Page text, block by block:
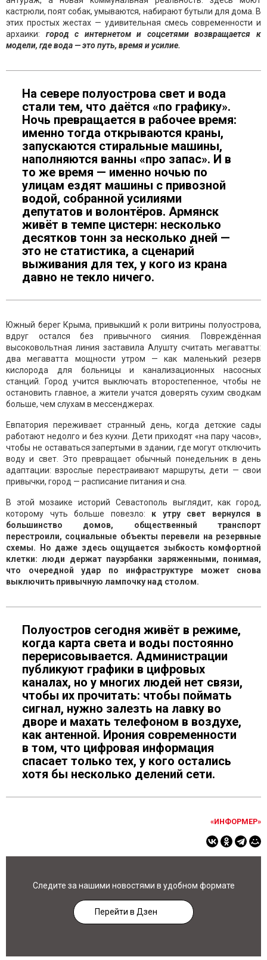
кастрюли, поят собак, умываются, набирают бутыли для дома. В
этих простых жестах — удивительная смесь современности и
архаики: город с интернетом и соцсетями возвращается к
модели, где вода — это путь, время и усилие.
На севере полуострова свет и вода
стали тем, что даётся «по графику».
Ночь превращается в рабочее время:
именно тогда открываются краны,
запускаются стиральные машины,
наполняются ванны «про запас». И в
то же время — именно ночью по
улицам ездят машины с привозной
водой, собранной усилиями
депутатов и волонтёров. Армянск
живёт в темпе цистерн: несколько
десятков тонн за несколько дней —
это не статистика, а сценарий
выживания для тех, у кого из крана
давно не текло ничего.
Южный берег Крыма, привыкший к роли витрины полуострова,
вдруг остался без привычного сияния. Повреждённая
высоковольтная линия заставила Алушту считать мегаватты:
два мегаватта мощности утром — как маленький резерв
кислорода для больницы и канализационных насосных
станций. Город учится выключать второстепенное, чтобы не
остановить главное, а жители учатся доверять сухим сводкам
больше, чем слухам в мессенджерах.
Евпатория переживает странный день, когда детские сады
работают недолго и без кухни. Дети приходят «на пару часов»,
чтобы не оставаться запертыми в здании, где могут отключить
воду и свет. Это превращает обычный понедельник в день
адаптации: взрослые перестраивают маршруты, дети — свои
привычки, город — расписание питания и сна.
В этой мозаике историй Севастополь выглядит, как город,
которому чуть больше повезло: к утру свет вернулся в
большинство домов, общественный транспорт
перестроили, социальные объекты перевели на резервные
схемы. Но даже здесь ощущается зыбкость комфортной
клетки: люди держат пауэрбанки заряженными, понимая,
что очередной удар по инфраструктуре может снова
выключить привычную лампочку над столом.
Полуостров сегодня живёт в режиме,
когда карта света и воды постоянно
перерисовывается. Администрации
публикуют графики в цифровых
каналах, но у многих людей нет связи,
чтобы их прочитать: чтобы поймать
сигнал, нужно залезть на лавку во
дворе и махать телефоном в воздухе,
как антенной. Ирония современности
в том, что цифровая информация
спасает только тех, у кого остались
хотя бы несколько делений сети.
«ИНФОРМЕР»
Следите за нашими новостями в удобном формате
Перейти в Дзен